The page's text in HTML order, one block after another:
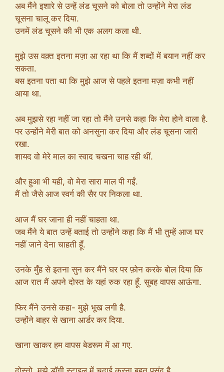
अब मैंने इशारे से उन्हें लंड चूसने को बोला तो उन्होंने मेरा लंड
चूसना चालू कर दिया.
उनमें लंड चूसने की भी एक अलग कला थी.
मुझे उस वक़्त इतना मज़ा आ रहा था कि मैं शब्दों में बयान नहीं कर
सकता.
बस इतना पता था कि मुझे आज से पहले इतना मज़ा कभी नहीं
आया था.
अब मुझसे रहा नहीं जा रहा तो मैंने उनसे कहा कि मेरा होने वाला है.
पर उन्होंने मेरी बात को अनसुना कर दिया और लंड चूसना जारी
रखा.
शायद वो मेरे माल का स्वाद चखना चाह रही थीं.
और हुआ भी यही, वो मेरा सारा माल पी गईं.
मैं तो जैसे आज स्वर्ग की सैर पर निकला था.
आज मैं घर जाना ही नहीं चाहता था.
जब मैंने ये बात उन्हें बताई तो उन्होंने कहा कि मैं भी तुम्हें आज घर
नहीं जाने देना चाहती हूँ.
उनके मुँह से इतना सुन कर मैंने घर पर फ़ोन करके बोल दिया कि
आज रात मैं अपने दोस्त के यहां रुक रहा हूँ. सुबह वापस आऊंगा.
फिर मैंने उनसे कहा- मुझे भूख लगी है.
उन्होंने बाहर से खाना आर्डर कर दिया.
खाना खाकर हम वापस बेडरूम में आ गए.